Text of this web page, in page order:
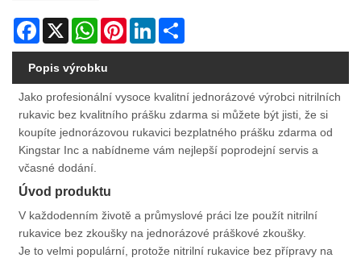
Facebook
X WhatsAppPinterestLinkedIn
Popis výrobku
Jako profesionální vysoce kvalitní jednorázové výrobci nitrilních
rukavic bez kvalitního prášku zdarma si můžete být jisti, že si
koupíte jednorázovou rukavici bezplatného prášku zdarma od
Kingstar Inc a nabídneme vám nejlepší poprodejní servis a
včasné dodání.
Úvod produktu
V každodenním životě a průmyslové práci lze použít nitrilní
rukavice bez zkoušky na jednorázové práškové zkoušky.
Je to velmi populární, protože nitrilní rukavice bez přípravy na